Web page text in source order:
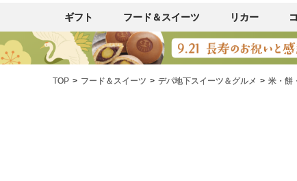
ギフト フード＆スイーツ リカー
TOP フード＆スイーツ デパ地下スイーツ＆グルメ 米・餅